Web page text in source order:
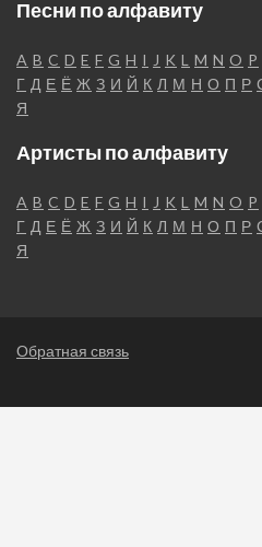
Песни по алфавиту
A B C D E F G H I J K L M N O P
Г Д Е Ё Ж З И Й К Л М Н О П Р
Я
Артисты по алфавиту
A B C D E F G H I J K L M N O P
Г Д Е Ё Ж З И Й К Л М Н О П Р
Я
Обратная связь